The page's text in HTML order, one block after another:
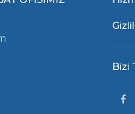
Bizi